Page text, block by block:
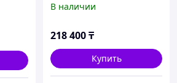
(2389901219)
В наличии
218 400₸
Купить